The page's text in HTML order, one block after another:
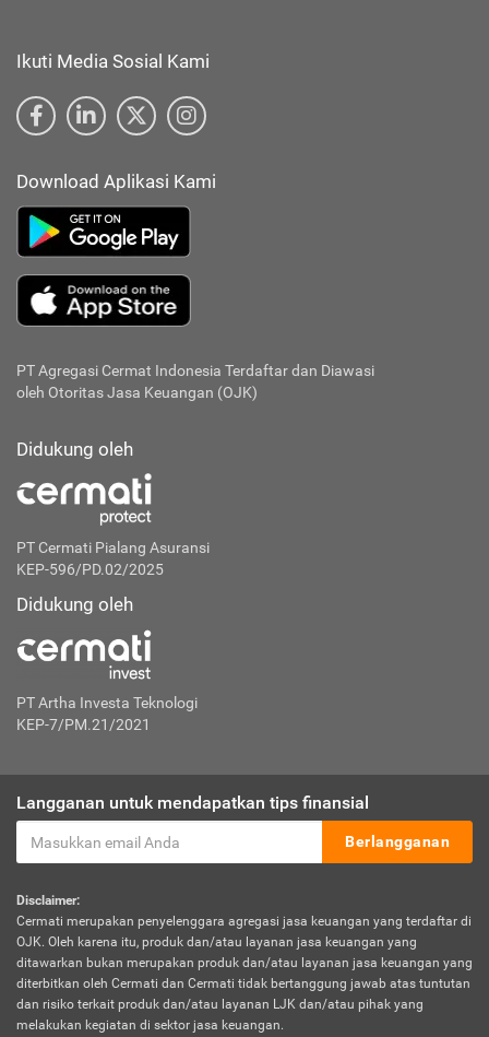
Ikuti Media Sosial Kami
Download Aplikasi Kami
PT Agregasi Cermat Indonesia Terdaftar dan Diawasi
oleh Otoritas Jasa Keuangan (OJK)
Didukung oleh
PT Cermati Pialang Asuransi
KEP-596/PD.02/2025
Didukung oleh
PT Artha Investa Teknologi
KEP-7/PM.21/2021
Langganan untuk mendapatkan tips finansial
Berlangganan
Disclaimer:
Cermati merupakan penyelenggara agregasi jasa keuangan yang terdaftar di
OJK. Oleh karena itu, produk dan/atau layanan jasa keuangan yang
ditawarkan bukan merupakan produk dan/atau layanan jasa keuangan yang
diterbitkan oleh Cermati dan Cermati tidak bertanggung jawab atas tuntutan
dan risiko terkait produk dan/atau layanan LJK dan/atau pihak yang
melakukan kegiatan di sektor jasa keuangan.